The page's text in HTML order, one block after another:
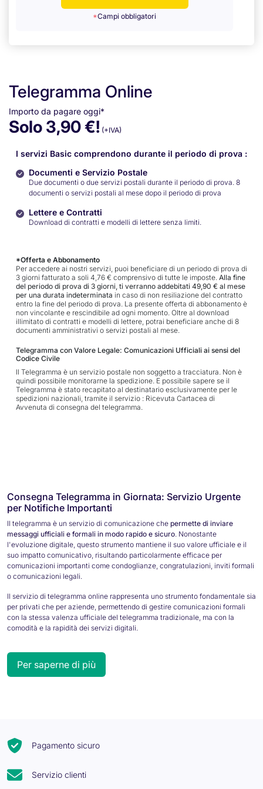
Telegramma Online
Importo da pagare oggi*
Solo 3,90 €! (+IVA)
I servizi Basic comprendono durante il periodo di prova :
Documenti e Servizio Postale
Due documenti o due servizi postali durante il periodo di prova. 8
documenti o servizi postali al mese dopo il periodo di prova
Lettere e Contratti
Download di contratti e modelli di lettere senza limiti.
*Campi obbligatori
*Offerta e Abbonamento
Per accedere ai nostri servizi, puoi beneficiare di un periodo di prova di
3 giorni fatturato a soli 4,76 € comprensivo di tutte le imposte. Alla fine
del periodo di prova di 3 giorni, ti verranno addebitati 49,90 € al mese
per una durata indeterminata in caso di non resiliazione del contratto
entro la fine del periodo di prova. La presente offerta di abbonamento è
non vincolante e rescindibile ad ogni momento. Oltre al download
illimitato di contratti e modelli di lettere, potrai beneficiare anche di 8
documenti amministrativi o servizi postali al mese.
Telegramma con Valore Legale: Comunicazioni Ufficiali ai sensi del
Codice Civile
Il Telegramma è un servizio postale non soggetto a tracciatura. Non è
quindi possibile monitorarne la spedizione. E possibile sapere se il
Telegramma è stato recapitato al destinatario esclusivamente per le
spedizioni nazionali, tramite il servizio : Ricevuta Cartacea di
Avvenuta di consegna del telegramma.
Consegna Telegramma in Giornata: Servizio Urgente
per Notifiche Importanti
Il telegramma è un servizio di comunicazione che permette di inviare
messaggi ufficiali e formali in modo rapido e sicuro . Nonostante
l'evoluzione digitale, questo strumento mantiene il suo valore ufficiale e il
suo impatto comunicativo, risultando particolarmente efficace per
comunicazioni importanti come condoglianze, congratulazioni, inviti formali
o comunicazioni legali.
Il servizio di telegramma online rappresenta uno strumento fondamentale sia
per privati che per aziende, permettendo di gestire comunicazioni formali
con la stessa valenza ufficiale del telegramma tradizionale, ma con la
comodità e la rapidità dei servizi digitali.
Per saperne di più
procedure cartacee. Il nostro servizio ti garantisce la massima
riservatezza e sicurezza nella gestione dei tuoi messaggi, offrendo
La nostra piattaforma, aggiornata con le più recenti tecnologie del 2025, ti
Pagamento sicuro
Servizio clienti